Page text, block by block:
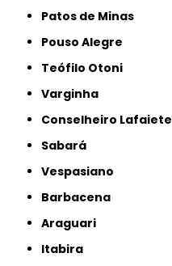
Patos de Minas
Pouso Alegre
Teófilo Otoni
Varginha
Conselheiro Lafaiete
Sabará
Vespasiano
Barbacena
Araguari
Itabira